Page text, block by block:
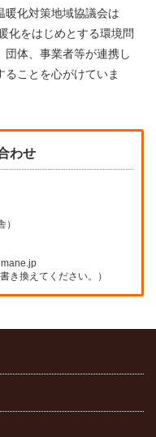
化対策地域協議会は
化をはじめとする環境問
団体、事業者等が連携し
ことを心がけていま
わせ
き換えてください。）